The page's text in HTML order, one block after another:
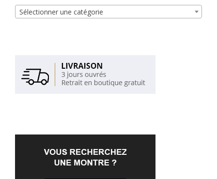
Sélectionner une catégorie